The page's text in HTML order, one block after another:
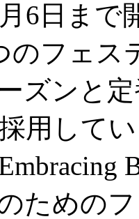
6日ま
のフェス
ズンと
用して
ための